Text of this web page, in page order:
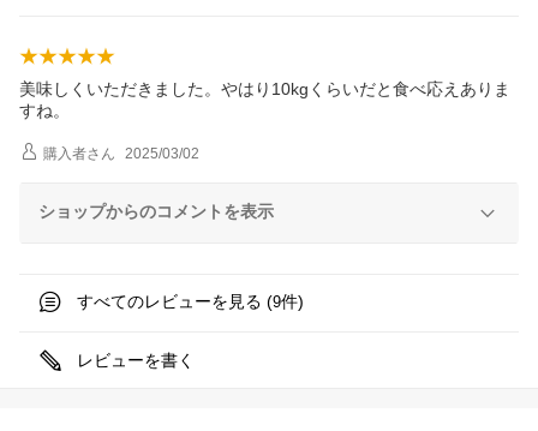
美味しくいただきました。やはり10kgくらいだと食べ応えありま
すね。
購入者さん 2025/03/02
ショップからのコメントを表示
すべてのレビューを見る (9件)
レビューを書く